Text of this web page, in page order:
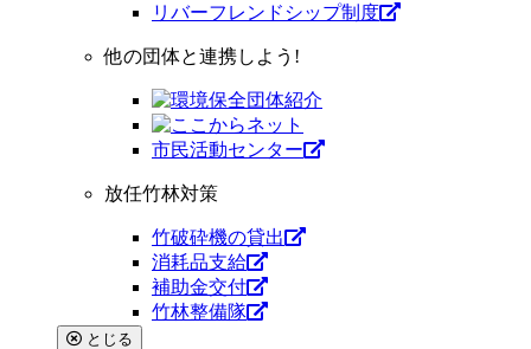
リバーフレンドシップ制度
他の団体と連携しよう!
市⺠活動センター
放任竹林対策
竹破砕機の貸出
消耗品支給
補助金交付
竹林整備隊
とじる